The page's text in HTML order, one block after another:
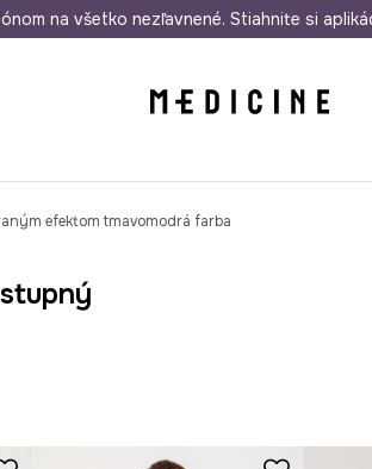
od 50 € Odoslanie aj do 24 hodín
na všetko nezľavnené. Stiahnite si
efektom tmavomodrá farba